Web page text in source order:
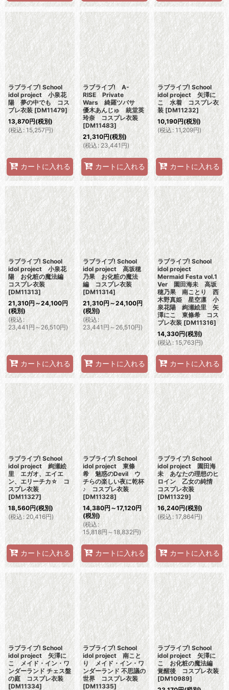
ラブライブ! School
idol project 小泉花
陽 夢の中でも コス
プレ衣装 [DM11479]
13,870円(税別)
(税込 : 15,257円)
カートに入れる
ラブライブ! A-
RISE Private
Wars 綺羅ツバサ
優木あんじゅ 統堂英
玲奈 コスプレ衣装
[DM11483]
21,310円(税別)
(税込: 23,441円)
カートに入れる
ラブライブ! School
idol project 矢澤に
こ 水着 コスプレ衣
装 [DM11232]
10,190円(税別)
(税込 : 11,209円)
カートに入れる
ラブライブ! School
idol project 小泉花
陽 お化粧の魔法編
コスプレ衣装
[DM11313]
21,310円～24,100円
(税別)
(税込:
23,441 円～26,510円)
カートに入れる
ラブライブ! School
idol project 高坂穂
乃果 お化粧の魔法
編 コスプレ衣装
[DM11314]
21,310円～24,100円
(税別)
(税込:
23,441 円～26,510円)
カートに入れる
ラブライブ! School
idol project
Mermaid Festa vol.1
Ver 園田海未 高坂
穂乃果 南ことり 西
木野真姫 星空凛 小
泉花陽 絢瀬絵里 矢
澤にこ 東條希 コス
プレ衣装 [DM11316]
14,330円(税別)
(税込 : 15,763円)
カートに入れる
ラブライブ! School
idol project 絢瀬絵
里 エガオ、エイエ
ン、エリーチカ☆ コ
スプレ衣装
[DM11327]
18,560円(税別)
(税込: 20,416円)
カートに入れる
ラブライブ! School
idol project 東條
希 魅惑のDevil ウ
チらの楽しい夜に乾杯
♪ コスプレ衣装
[DM11328]
14,380円～17,120円
(税別)
(税込 :
15,818円～18,832円)
カートに入れる
ラブライブ! School
idol project 園田海
未 あなたの理想のヒ
ロイン 乙女の純情
コスプレ衣装
[DM11329]
16,240円(税別)
(税込: 17,864円)
カートに入れる
ラブライブ! School
idol project 矢澤に
こ メイド・イン・ワ
ンダーランド チェス盤
の庭 コスプレ衣装
[DM11334]
ラブライブ! School
idol project 南こと
り メイド・イン・ワ
ンダーランド 不思議の
世界 コスプレ衣装
[DM11335]
ラブライブ! School
idol project 矢澤に
こ お化粧の魔法編
覚醒後 コスプレ衣装
[DM10989]